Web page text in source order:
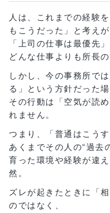
人は、これまでの経験
もこうだった」と考え
「上司の仕事は最優先
どんな仕事よりも所長
しかし、今の事務所で
る」という方針だった場
その行動は「空気が読
れません。
つまり、「普通はこう
あくまでその人の“過去
育った環境や経験が違
然。
ズレが起きたときに「
のではなく、